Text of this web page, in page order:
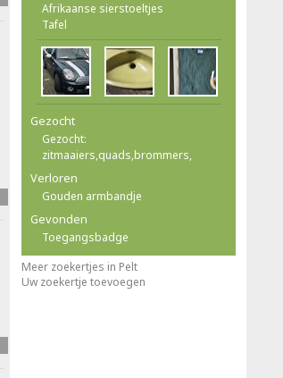
Afrikaanse sierstoeltjes
Tafel
Gezocht
Gezocht:
zitmaaiers,quads,brommers,
Verloren
Gouden armbandje
Gevonden
Toegangsbadge
Meer zoekertjes in Pelt
Uw zoekertje toevoegen